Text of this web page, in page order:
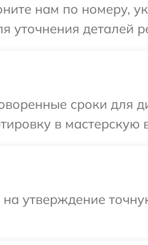
нам по номеру,
уточнения деталей
сроки для
в мастерскую
утверждение